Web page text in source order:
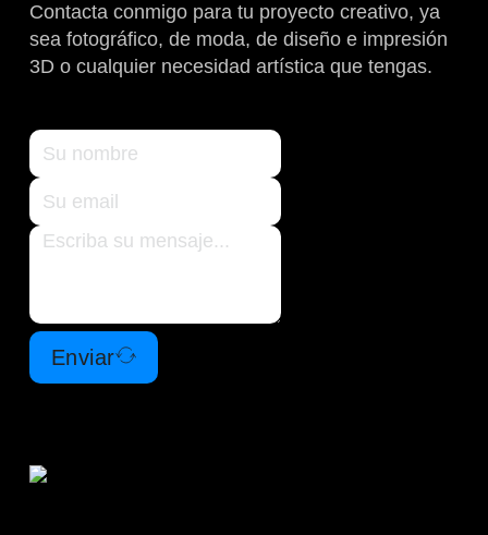
Contacta conmigo para tu proyecto creativo, ya
sea fotográfico, de moda, de diseño e impresión
3D o cualquier necesidad artística que tengas.
Enviar